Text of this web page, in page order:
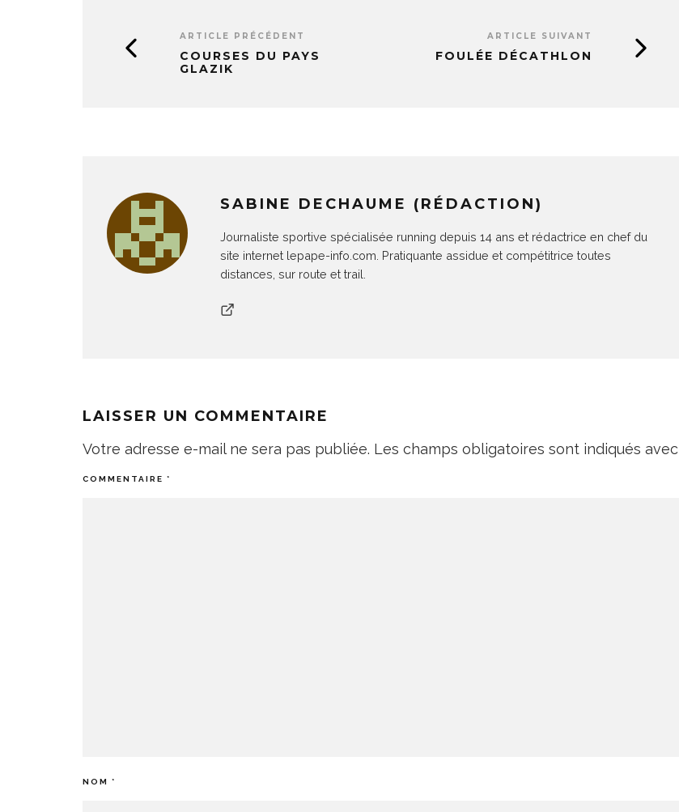
ARTICLE PRÉCÉDENT
COURSES DU PAYS
GLAZIK
ARTICLE SUIVANT
FOULÉE DÉCATHLON
SABINE DECHAUME (RÉDACTION)
Journaliste sportive spécialisée running depuis 14 ans et rédactrice en chef du
site internet lepape-info.com. Pratiquante assidue et compétitrice toutes
distances, sur route et trail.
LAISSER UN COMMENTAIRE
Votre adresse e-mail ne sera pas publiée. Les champs obligatoires sont indiqués avec
COMMENTAIRE *
NOM *